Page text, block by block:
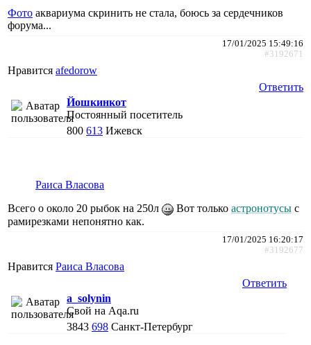
Фото аквариума скринить не стала, боюсь за сердечников
форума...
17/01/2025 15:49:16
#3192671
Нравится afedorow
Ответить
Йошкинкот
Постоянный посетитель
800 613 Ижевск
Раиса Власова
Всего о около 20 рыбок на 250л
Вот только астронотусы с
рамирезками непонятно как.
17/01/2025 16:20:17
#3192677
Нравится Раиса Власова
Ответить
a_solynin
Свой на Aqa.ru
3843 698 Санкт-Петербург